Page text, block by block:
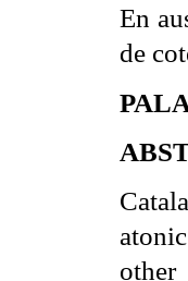
En
de
other